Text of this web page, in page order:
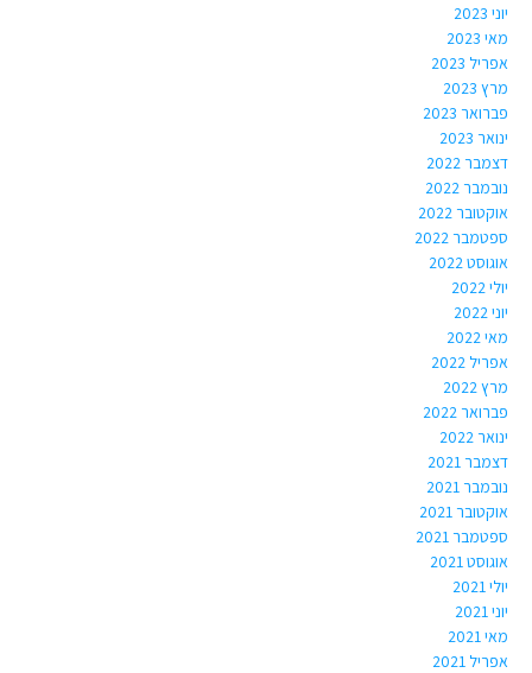
יוני 2023
מאי 2023
אפריל 2023
מרץ 2023
פברואר 2023
ינואר 2023
דצמבר 2022
נובמבר 2022
אוקטובר 2022
ספטמבר 2022
אוגוסט 2022
יולי 2022
יוני 2022
מאי 2022
אפריל 2022
מרץ 2022
פברואר 2022
ינואר 2022
דצמבר 2021
נובמבר 2021
אוקטובר 2021
ספטמבר 2021
אוגוסט 2021
יולי 2021
יוני 2021
מאי 2021
אפריל 2021